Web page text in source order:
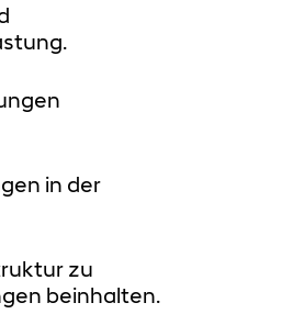
in der
zu
beinhalten.